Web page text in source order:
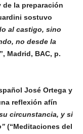
la preparación
sostuvo
al castigo, sino
no desde la
Madrid, BAC, p.
José Ortega y
reflexión afín
circunstancia, y si
(“Meditaciones del